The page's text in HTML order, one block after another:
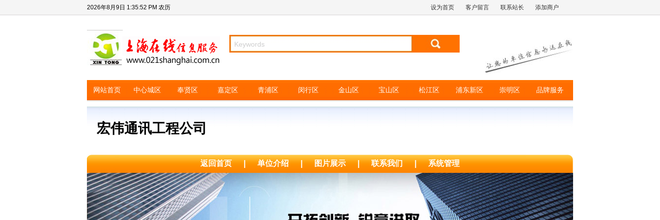
2026年8月9日 1:35:52 PM 农历 设为首页 客户留言 联系站长 添加商户
网站首页 中心城区 奉贤区 嘉定区 青浦区 闵行区 金山区 宝山区 松江区 浦东新区 崇明区 品牌服务
宏伟通讯工程公司
返回首页 | 单位介绍 | 图片展示 | 联系我们 | 系统管理